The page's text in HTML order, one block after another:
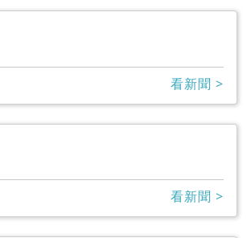
看新聞 >
看新聞 >